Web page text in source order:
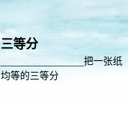
三等分
_______________把一张纸
均等的三等分